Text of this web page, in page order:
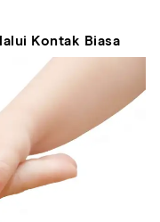
Kontak Biasa